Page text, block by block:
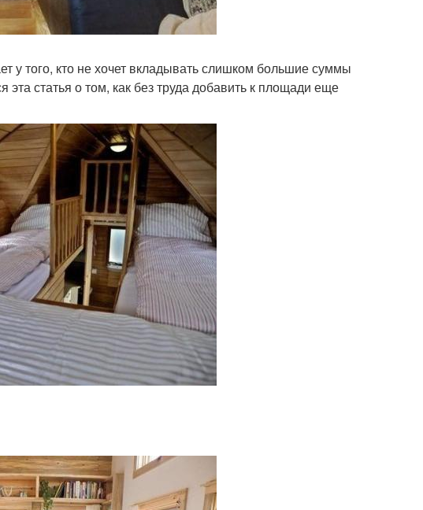
у того, кто не хочет вкладывать слишком большие суммы
статья о том, как без труда добавить к площади еще